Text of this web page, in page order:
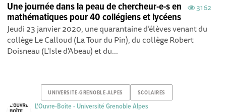
3162
Une journée dans la peau de chercheur-e-s en
mathématiques pour 40 collégiens et lycéens
Jeudi 23 janvier 2020, une quarantaine d’élèves venant du
collège Le Calloud (La Tour du Pin), du collège Robert
Doisneau (L'Isle d'Abeau) et du...
UNIVERSITE-GRENOBLE-ALPES SCOLAIRES
L'Ouvre-Boîte - Université Grenoble Alpes